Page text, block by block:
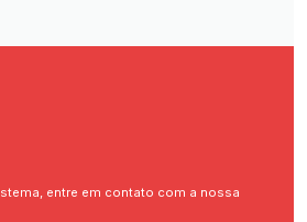
entre em contato com a nossa